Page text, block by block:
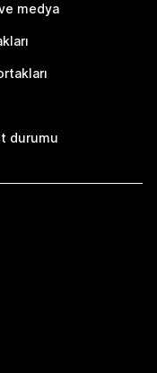
ve medya
durumu